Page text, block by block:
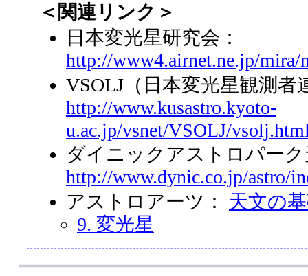
＜関連リンク＞
日本変光星研究会：
http://www4.airnet.ne.jp/mira/
VSOLJ（日本変光星観測者
http://www.kusastro.kyoto-
u.ac.jp/vsnet/VSOLJ/
ダイニックアストロパー
http://www.dynic.co.jp/astro/
アストロアーツ： 天文の
9. 変光星